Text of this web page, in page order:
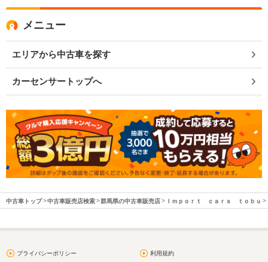
メニュー
エリアから中古車を探す
カーセンサートップへ
中古車トップ 中古車販売店検索 群馬県の中古車販売店 Ｉｍｐｏｒｔ ｃａｒｓ ｔｏｂｕ
プライバシーポリシー 利用規約